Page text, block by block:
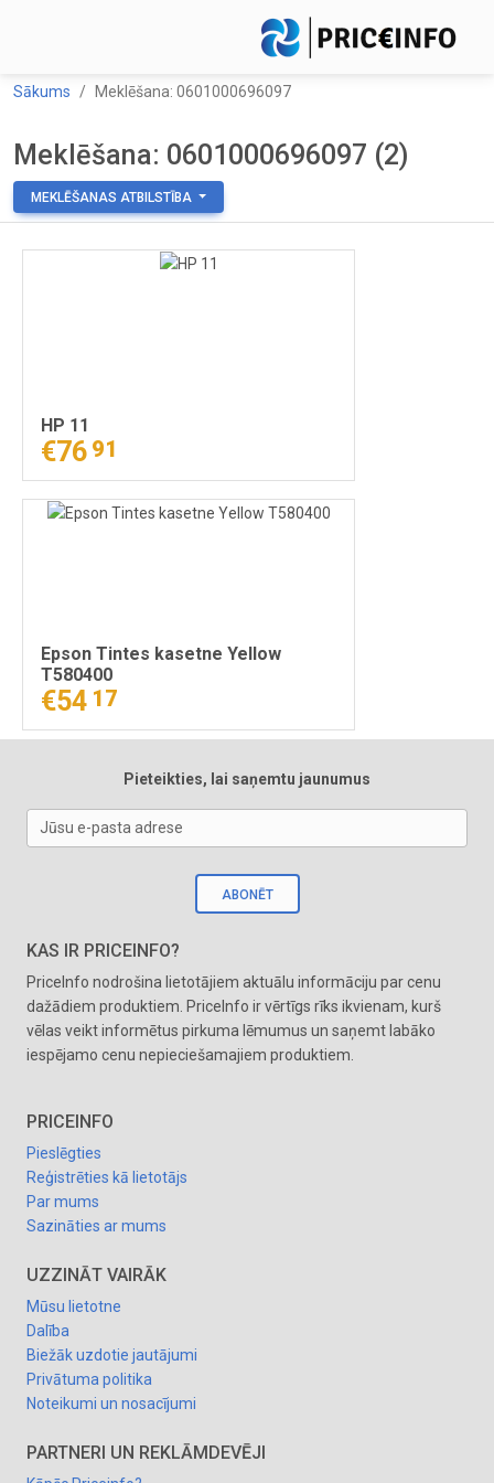
Sākums Meklēšana: 0601000696097
Meklēšana: 0601000696097 (2)
MEKLĒŠANAS ATBILSTĪBA
HP 11
€76 91
Epson Tintes kasetne Yellow
T580400
€54 17
Pieteikties, lai saņemtu jaunumus
Jūsu e-pasta adrese
ABONĒT
KAS IR PRICEINFO?
PriceInfo nodrošina lietotājiem aktuālu informāciju par cenu
dažādiem produktiem. PriceInfo ir vērtīgs rīks ikvienam, kurš
vēlas veikt informētus pirkuma lēmumus un saņemt labāko
iespējamo cenu nepieciešamajiem produktiem.
PRICEINFO
Pieslēgties
Reģistrēties kā lietotājs
Par mums
Sazināties ar mums
UZZINĀT VAIRĀK
Mūsu lietotne
Dalība
Biežāk uzdotie jautājumi
Privātuma politika
Noteikumi un nosacījumi
PARTNERI UN REKLĀMDEVĒJI